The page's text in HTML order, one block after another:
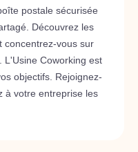
postale sécurisée
Découvrez les
concentrez-vous sur
L'Usine Coworking est
objectifs. Rejoignez-
à votre entreprise les